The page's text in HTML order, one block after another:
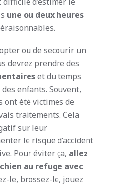
une ou deux heures
ou de secourir un
devrez prendre des
et du temps
enfants. Souvent,
ont été victimes de
traitements. Cela
sur leur
le risque d’accident
Pour éviter ça, allez
au refuge avec
le, brossez-le, jouez